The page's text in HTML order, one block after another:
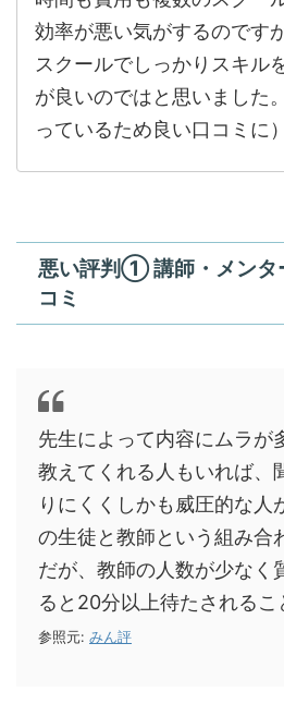
効率が悪い気がするのです
スクールでしっかりスキル
が良いのではと思いました
っているため良い口コミに）
悪い評判① 講師・メンタ
コミ
先生によって内容にムラが
教えてくれる人もいれば、
りにくくしかも威圧的な人
の生徒と教師という組み合
だが、教師の人数が少なく
ると20分以上待たされるこ
参照元: みん評